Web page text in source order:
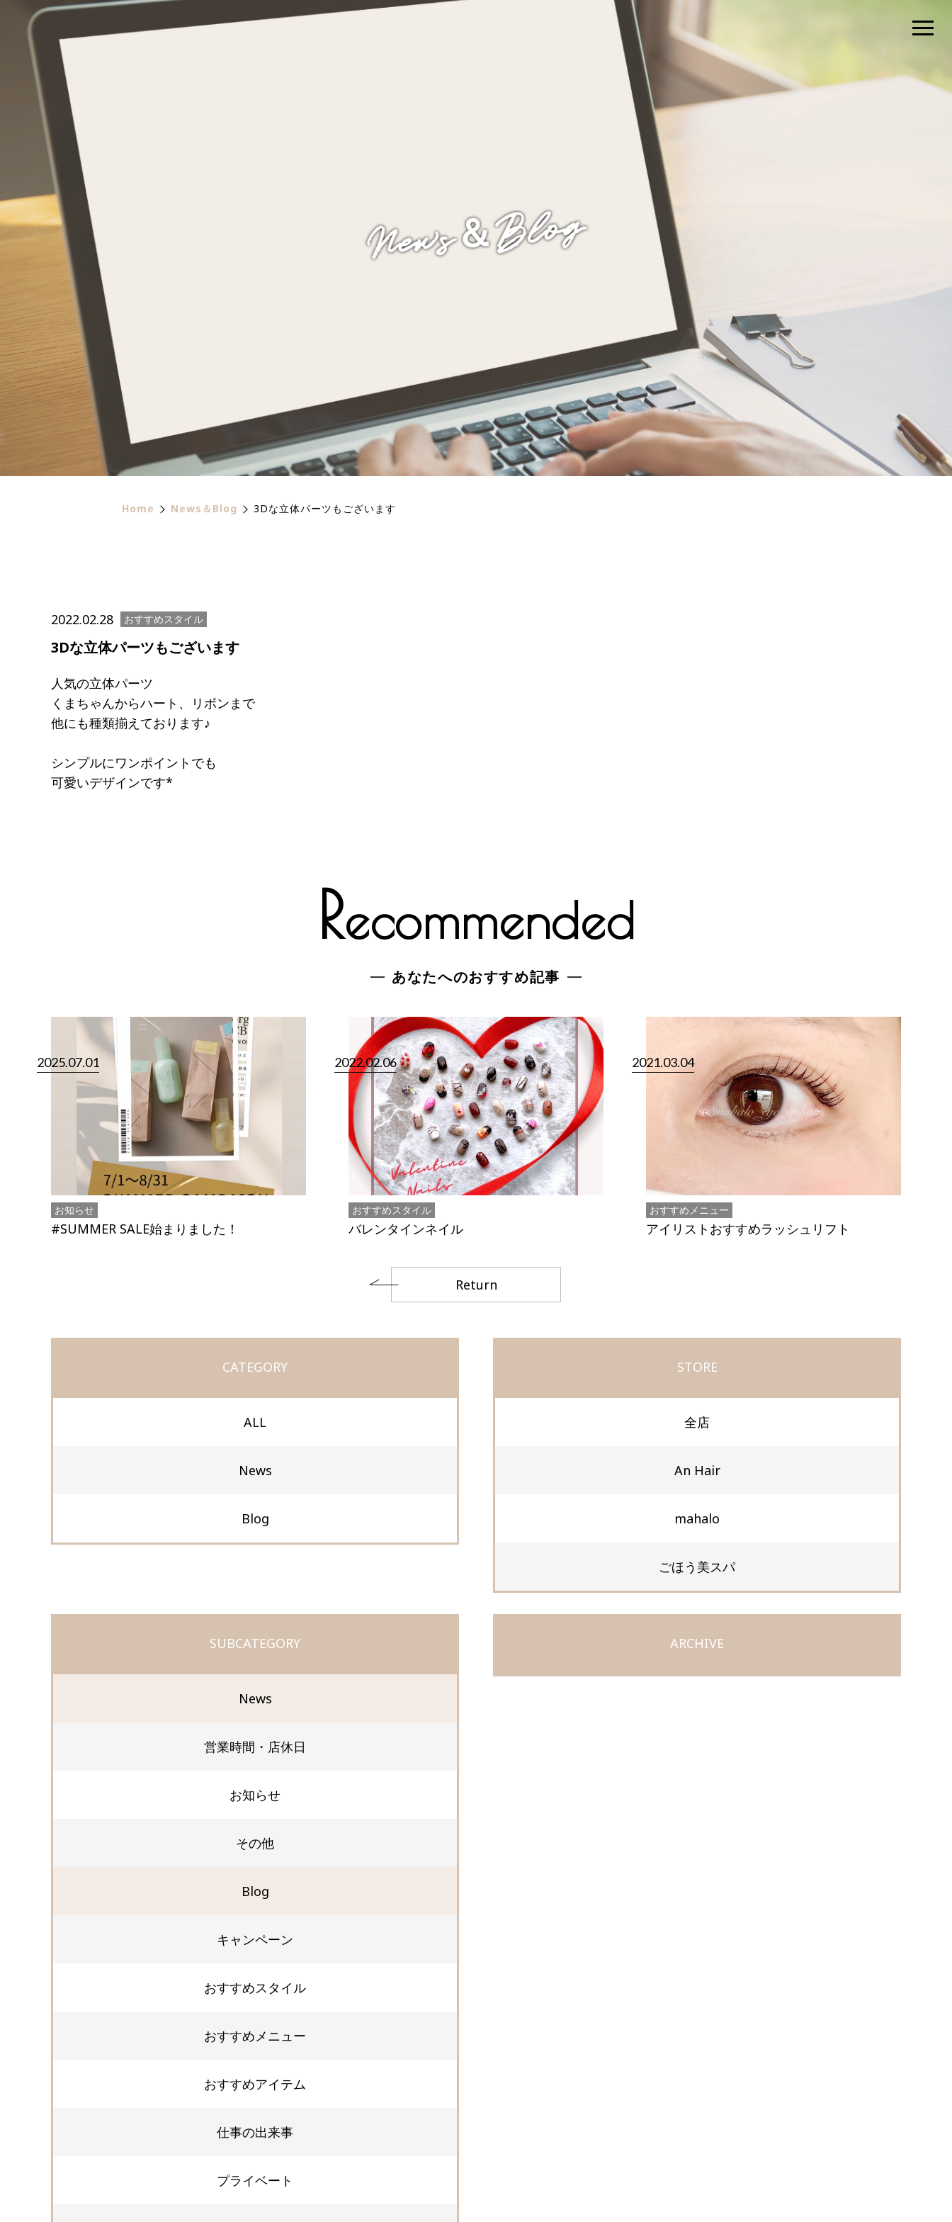
News＆Blog
Home News＆Blog 3Dな立体パーツもございます
2022.02.28 おすすめスタイル
3Dな立体パーツもございます
人気の立体パーツ
くまちゃんからハート、リボンまで
他にも種類揃えております♪
シンプルにワンポイントでも
可愛いデザインです*
Recommended
あなたへのおすすめ記事
2025.07.01
お知らせ
#SUMMER SALE始まりました！
2022.02.06
おすすめスタイル
バレンタインネイル
2021.03.04
おすすめメニュー
アイリストおすすめラッシュリフト
Return
CATEGORY
ALL
News
Blog
STORE
全店
An Hair
mahalo
ごほう美スパ
SUBCATEGORY
News
営業時間・店休日
お知らせ
その他
Blog
キャンペーン
おすすめスタイル
おすすめメニュー
おすすめアイテム
仕事の出来事
プライベート
ARCHIVE